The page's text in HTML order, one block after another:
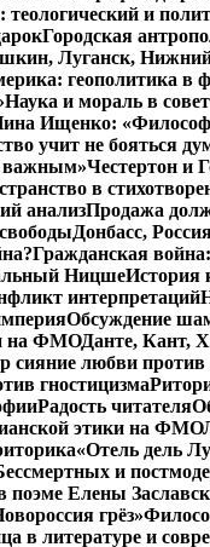
теологический и
Городская
Луганск,
геополитика в
Наука и мораль в
Ищенко:
учит не бояться
важным»Честертон и
в
анализПродажа
Донбасс,
Гражданская
НицшеИстория
интерпретаций
Обсуждение
на ФМОДанте, Кант,
сияние любви
гностицизма
Радость читателя
этики на ФМО
«Отель дель
и
поэме Елены
грёз»
в литературе и